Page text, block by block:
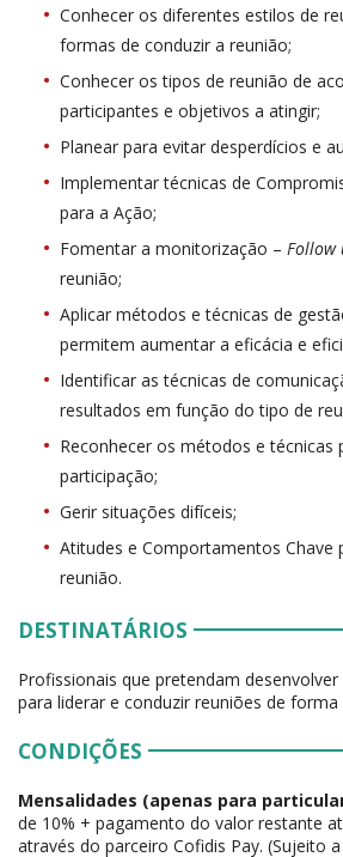
Conhecer os diferentes estilos de
formas de conduzir a reunião;
Conhecer os tipos de reunião de
participantes e objetivos a atingir;
Planear para evitar desperdícios e
Implementar técnicas de
para a Ação;
Fomentar a monitorização – Follow
reunião;
Aplicar métodos e técnicas de
permitem aumentar a eficácia e
Identificar as técnicas de
resultados em função do tipo de
Reconhecer os métodos e técnicas
participação;
Gerir situações difíceis;
Atitudes e Comportamentos Chave
reunião.
DESTINATÁRIOS
Profissionais que pretendam
para liderar e conduzir reuniões de forma
CONDIÇÕES
Mensalidades (apenas para
de 10% + pagamento do valor restante
através do parceiro Cofidis Pay. (Sujeito